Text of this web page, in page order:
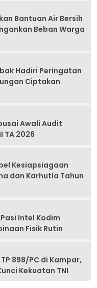
Bantuan Air Bersih
Beban Warga
Hadiri Peringatan
Ciptakan
Awali Audit
TA 2026
Kesiapsiagaan
dan Karhutla Tahun
Intel Kodim
Fisik Rutin
898/PC di Kampar,
Kekuatan TNI